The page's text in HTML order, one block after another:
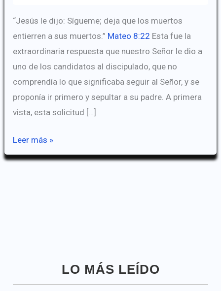
“Jesús le dijo: Sígueme; deja que los muertos
entierren a sus muertos.” Mateo 8:22 Esta fue la
extraordinaria respuesta que nuestro Señor le dio a
uno de los candidatos al discipulado, que no
comprendía lo que significaba seguir al Señor, y se
proponía ir primero y sepultar a su padre. A primera
vista, esta solicitud […]
Dejen
que
Leer más »
LO MÁS LEÍDO